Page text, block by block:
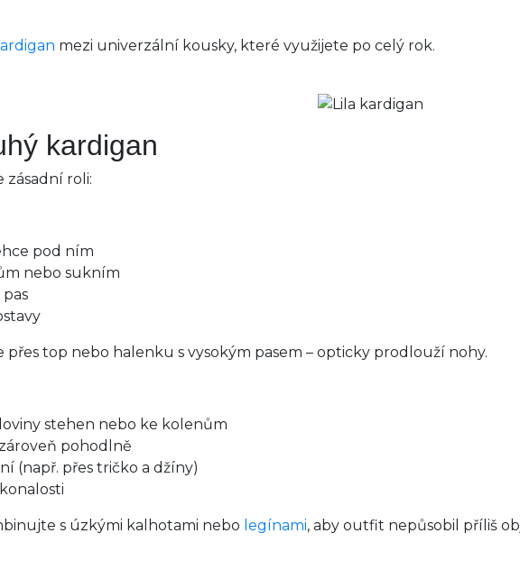
mezi univerzální kousky, které využijete po celý rok.
kardigan
zásadní roli:
pod ním
nebo sukním
přes top nebo halenku s vysokým pasem – opticky prodlouží nohy.
stehen nebo ke kolenům
pohodlně
(např. přes tričko a džíny)
s úzkými kalhotami nebo legínami, aby outfit nepůsobil příliš